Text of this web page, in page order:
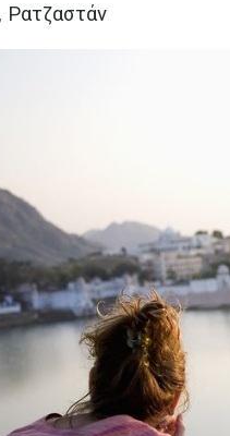
Ρατζαστάν